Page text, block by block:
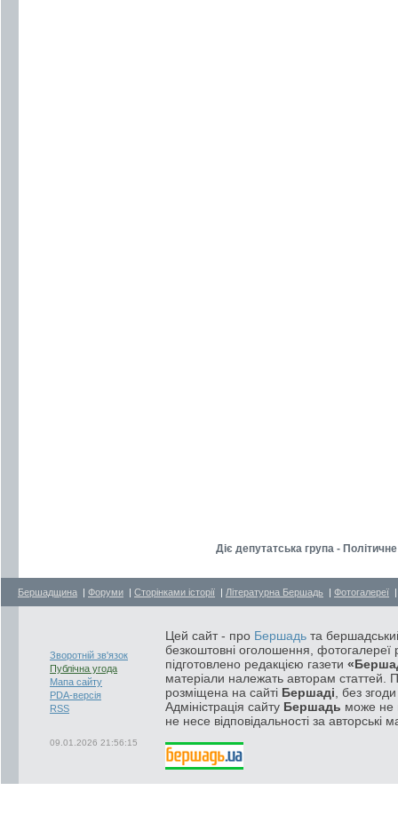
Діє депутатська група -
Бершадщина | Форуми | Сторінками історії | Літературна Бершадь | Фотогалереї
Зворотній зв'язок
Публічна угода
Мапа сайту
PDA-версія
RSS
09.01.2026 21:56:15
Цей сайт - про Бершадь та
безкоштовні оголошення, фотогалереї
підготовлено редакцією газети
матеріали належать авторам статтей.
розміщена на сайті Бершаді , без
Адміністрація сайту Бершадь може не
не несе відповідальності за авторські